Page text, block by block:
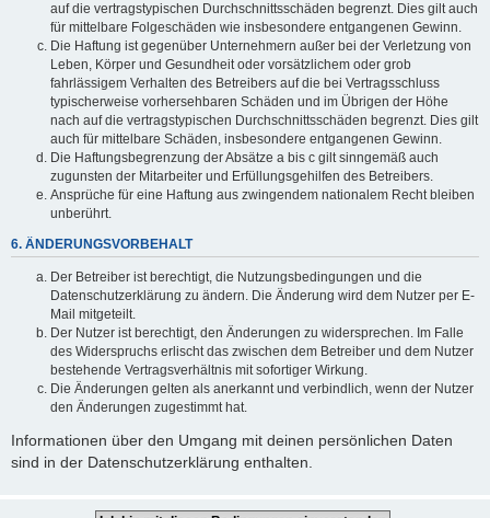
auf die vertragstypischen Durchschnittsschäden begrenzt. Dies gilt auch
für mittelbare Folgeschäden wie insbesondere entgangenen Gewinn.
Die Haftung ist gegenüber Unternehmern außer bei der Verletzung von
Leben, Körper und Gesundheit oder vorsätzlichem oder grob
fahrlässigem Verhalten des Betreibers auf die bei Vertragsschluss
typischerweise vorhersehbaren Schäden und im Übrigen der Höhe
nach auf die vertragstypischen Durchschnittsschäden begrenzt. Dies gilt
auch für mittelbare Schäden, insbesondere entgangenen Gewinn.
Die Haftungsbegrenzung der Absätze a bis c gilt sinngemäß auch
zugunsten der Mitarbeiter und Erfüllungsgehilfen des Betreibers.
Ansprüche für eine Haftung aus zwingendem nationalem Recht bleiben
unberührt.
6. ÄNDERUNGSVORBEHALT
Der Betreiber ist berechtigt, die Nutzungsbedingungen und die
Datenschutzerklärung zu ändern. Die Änderung wird dem Nutzer per E-
Mail mitgeteilt.
Der Nutzer ist berechtigt, den Änderungen zu widersprechen. Im Falle
des Widerspruchs erlischt das zwischen dem Betreiber und dem Nutzer
bestehende Vertragsverhältnis mit sofortiger Wirkung.
Die Änderungen gelten als anerkannt und verbindlich, wenn der Nutzer
den Änderungen zugestimmt hat.
Informationen über den Umgang mit deinen persönlichen Daten
sind in der Datenschutzerklärung enthalten.